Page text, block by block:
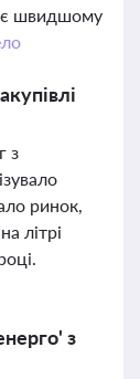
швидшому
з
ринок,
літрі
з